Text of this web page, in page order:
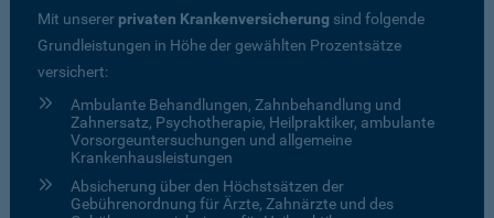
Mit unserer privaten Krankenversicherung sind folgende
Grundleistungen in Höhe der gewählten Prozentsätze
versichert:
Ambulante Behandlungen, Zahnbehandlung und
Zahnersatz, Psychotherapie, Heilpraktiker, ambulante
Vorsorgeuntersuchungen und allgemeine
Krankenhausleistungen
Absicherung über den Höchstsätzen der
Gebührenordnung für Ärzte, Zahnärzte und des